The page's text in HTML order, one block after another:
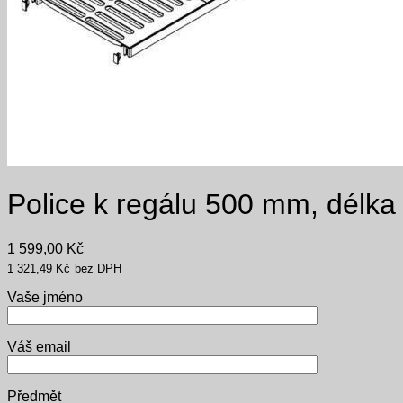
Police k regálu 500 mm,
1 599,00 Kč
1 321,49 Kč bez DPH
Vaše jméno
Váš email
Předmět